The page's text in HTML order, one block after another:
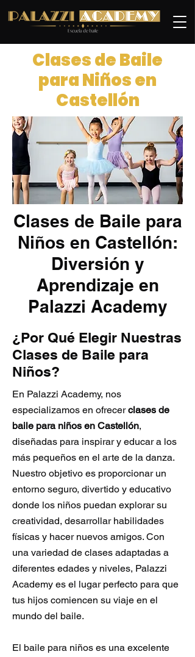
Clases de Baile
para Niños en
Castellón
Clases de Baile para
Niños en Castellón:
Diversión y
Aprendizaje en
Palazzi Academy
¿Por Qué Elegir Nuestras
Clases de Baile para
Niños?
En Palazzi Academy, nos
especializamos en ofrecerclases de
baile para niños en Castellón,
diseñadas para inspirar y educar a los
más pequeños en el arte de la danza.
Nuestro objetivo es proporcionar un
entorno seguro, divertido y educativo
donde los niños puedan explorar su
creatividad, desarrollar habilidades
físicas y hacer nuevos amigos. Con
una variedad de clases adaptadas a
diferentes edades y niveles, Palazzi
Academy es el lugar perfecto para que
tus hijos comiencen su viaje en el
mundo del baile.
El baile para niños es una excelente